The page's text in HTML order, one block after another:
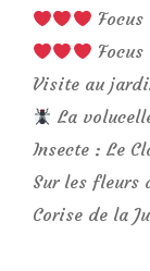
Visite au
La
Insecte : Le
Sur les fleurs
Corise de la